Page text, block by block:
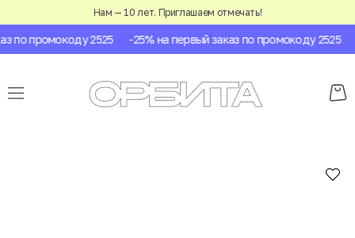
Нам — 10 лет. Приглашаем отмечать!
по промокоду 2525 -25% на первый заказ по промокоду 2525